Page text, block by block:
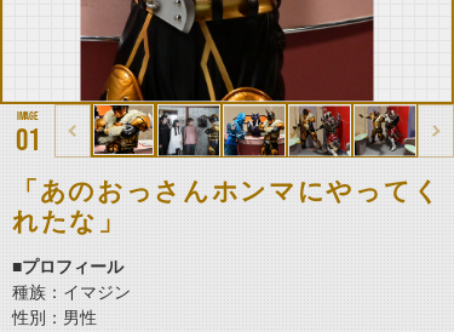
01
「あのおっさんホンマにやってく
れたな」
■プロフィール
種族：イマジン
性別：男性